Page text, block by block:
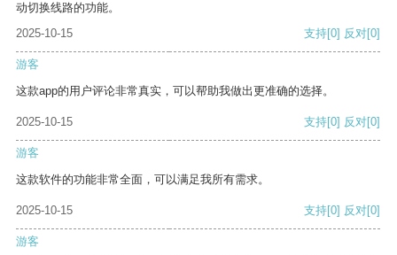
动切换线路的功能。
2025-10-15
支持[0] 反对[0]
游客
这款app的用户评论非常真实，可以帮助我做出更准确的选择。
2025-10-15 支持[0] 反对[0]
游客
这款软件的功能非常全面，可以满足我所有需求。
2025-10-15 支持[0] 反对[0]
游客